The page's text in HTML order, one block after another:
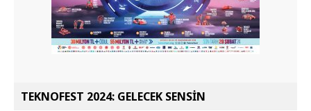
TEKNOFEST 2024: GELECEK SENSİN